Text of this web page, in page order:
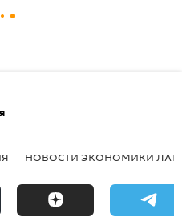
НОВОСТИ ЭКОНОМИКИ